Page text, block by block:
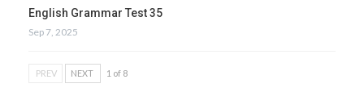
English Grammar Test 35
Sep 7, 2025
PREV NEXT 1 of 8